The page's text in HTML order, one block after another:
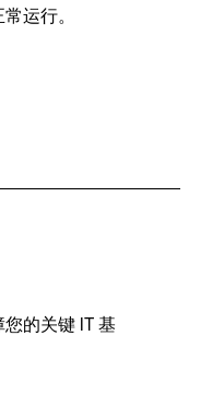
运行。
的关键 IT 基